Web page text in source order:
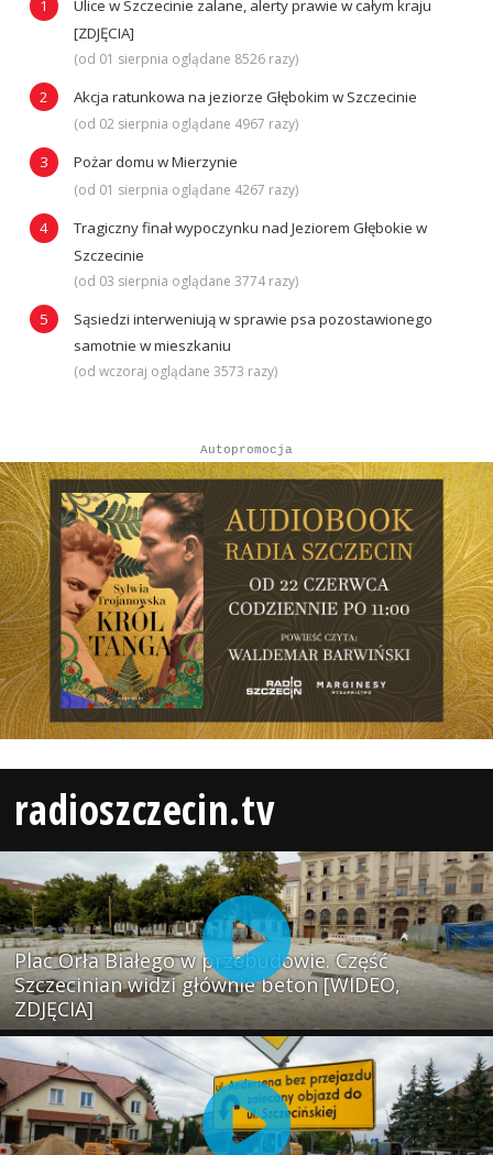
Ulice w Szczecinie zalane, alerty prawie w całym kraju
[ZDJĘCIA]
(od 01 sierpnia oglądane 8526 razy)
Akcja ratunkowa na jeziorze Głębokim w Szczecinie
(od 02 sierpnia oglądane 4967 razy)
Pożar domu w Mierzynie
(od 01 sierpnia oglądane 4267 razy)
Tragiczny finał wypoczynku nad Jeziorem Głębokie w
Szczecinie
(od 03 sierpnia oglądane 3774 razy)
Sąsiedzi interweniują w sprawie psa pozostawionego
samotnie w mieszkaniu
(od wczoraj oglądane 3573 razy)
Autopromocja
radioszczecin.tv
Plac Orła Białego w przebudowie. Część
Szczecinian widzi głównie beton [WIDEO,
ZDJĘCIA]